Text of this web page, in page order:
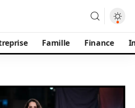
Famille Finance